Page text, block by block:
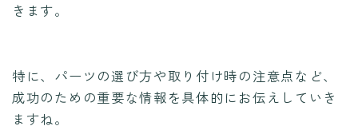
きます。
特に、パーツの選び方や取り付け時の注意点など、
成功のための重要な情報を具体的にお伝えしていき
ますね。